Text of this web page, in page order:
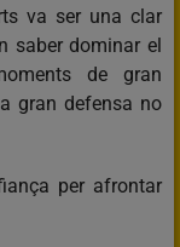
va ser una clar
saber dominar el
de gran
gran defensa no
per afrontar